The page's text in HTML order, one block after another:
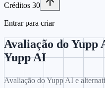
Créditos 30
Entrar para criar
Avaliação do Yupp
Yupp AI
Avaliação do Yupp AI e